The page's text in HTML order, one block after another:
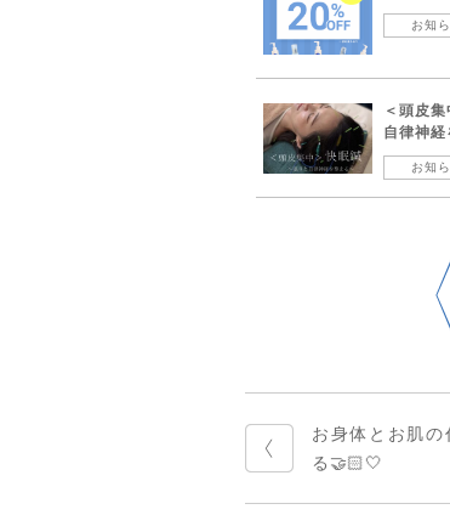
お知
＜頭皮
自律神
お知
お身体とお肌の
る🤝🏻🤍